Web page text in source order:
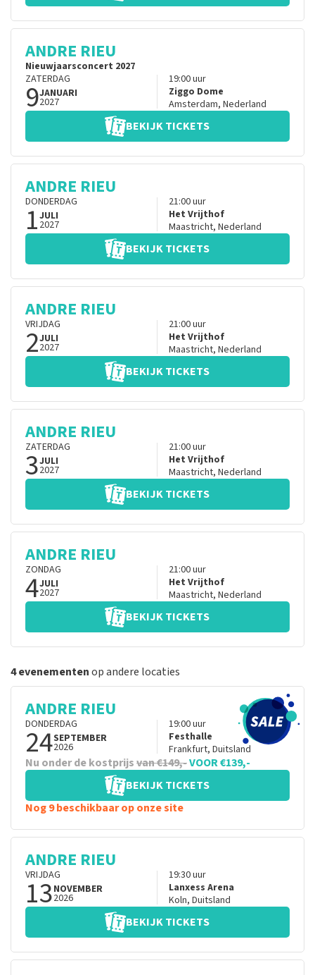
ANDRE RIEU
Nieuwjaarsconcert 2027
ZATERDAG
9JANUARI
2027
19:00uur
Ziggo Dome
Amsterdam, Nederland
BEKIJK TICKETS
ANDRE RIEU
DONDERDAG
1JULI
2027
21:00uur
Het Vrijthof
Maastricht, Nederland
BEKIJK TICKETS
ANDRE RIEU
VRIJDAG
2JULI
2027
21:00uur
Het Vrijthof
Maastricht, Nederland
BEKIJK TICKETS
ANDRE RIEU
ZATERDAG
3JULI
2027
21:00uur
Het Vrijthof
Maastricht, Nederland
BEKIJK TICKETS
ANDRE RIEU
ZONDAG
4JULI
2027
21:00uur
Het Vrijthof
Maastricht, Nederland
BEKIJK TICKETS
4 evenementenop andere locaties
ANDRE RIEU
DONDERDAG
24SEPTEMBER
2026
19:00uur
Festhalle
Frankfurt, Duitsland
Nu onder de kostprijsvan €149,-VOOR €139,-
BEKIJK TICKETS
Nog 9 beschikbaar op onze site
ANDRE RIEU
VRIJDAG
13NOVEMBER
2026
19:30uur
Lanxess Arena
Koln, Duitsland
BEKIJK TICKETS